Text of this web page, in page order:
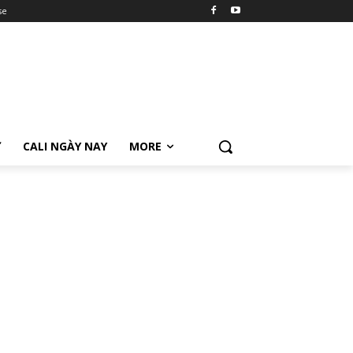
CALI NGÀY NAY MORE